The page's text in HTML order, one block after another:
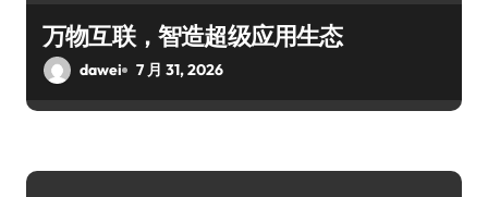
万物互联，智造超级应用生态
dawei 7 月 31, 2026